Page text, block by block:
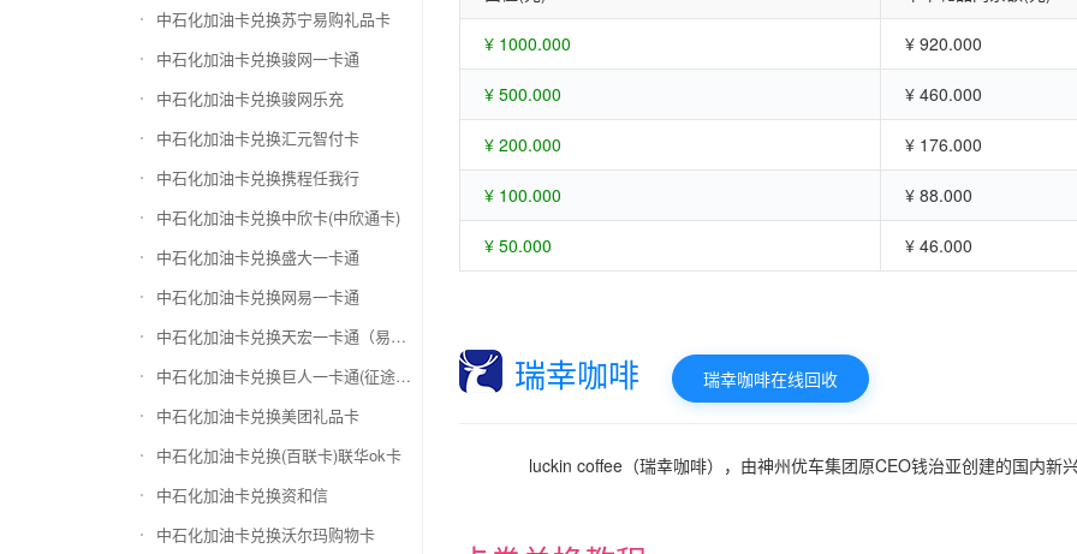
中石化加油卡兑换苏宁易购礼品卡
中石化加油卡兑换骏网一卡通
中石化加油卡兑换骏网乐充
中石化加油卡兑换汇元智付卡
中石化加油卡兑换携程任我行
中石化加油卡兑换中欣卡(中欣通卡)
中石化加油卡兑换盛大一卡通
中石化加油卡兑换网易一卡通
中石化加油卡兑换天宏一卡通（易冲天宏卡）
中石化加油卡兑换巨人一卡通(征途卡)
中石化加油卡兑换美团礼品卡
中石化加油卡兑换(百联卡)联华ok卡
中石化加油卡兑换资和信
中石化加油卡兑换沃尔玛购物卡
¥ 1000.000 ¥ 920.000
¥ 500.000 ¥ 460.000
¥ 200.000 ¥ 176.000
¥ 100.000 ¥ 88.000
¥ 50.000 ¥ 46.000
瑞幸咖啡 瑞幸咖啡在线回收
luckin coffee（瑞幸咖啡），由神州优车集团原CEO钱治亚创建的国内新兴